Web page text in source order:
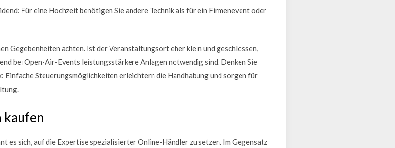
Für eine Hochzeit benötigen Sie andere Technik als für ein Firmenevent oder
Gegebenheiten achten. Ist der Veranstaltungsort eher klein und geschlossen,
bei Open-Air-Events leistungsstärkere Anlagen notwendig sind. Denken Sie
Einfache Steuerungsmöglichkeiten erleichtern die Handhabung und sorgen für
kaufen
es sich, auf die Expertise spezialisierter Online-Händler zu setzen. Im Gegensatz